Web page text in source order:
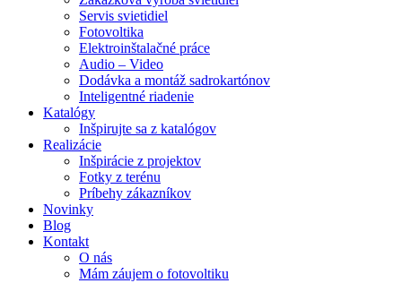
Servis svietidiel
Fotovoltika
Elektroinštalačné práce
Audio – Video
Dodávka a montáž sadrokartónov
Inteligentné riadenie
Katalógy
Inšpirujte sa z katalógov
Realizácie
Inšpirácie z projektov
Fotky z terénu
Príbehy zákazníkov
Novinky
Blog
Kontakt
O nás
Mám záujem o fotovoltiku